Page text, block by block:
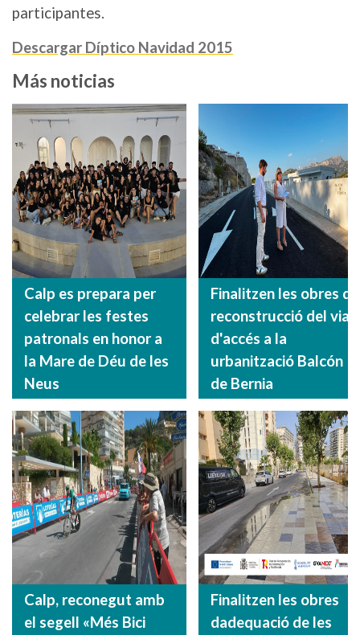
participantes.
Descargar Díptico Navidad 2015
Más noticias
Calp es prepara per
celebrar les festes
patronals en honor a
la Mare de Déu de les
Neus
Finalitzen les obres de
reconstrucció del vial
d'accés a la
urbanització Balcón
de Bernia
Calp, reconegut amb
el segell «Més Bici
Finalitzen les obres
dadequació de les